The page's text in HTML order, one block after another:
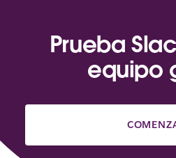
Prueba
equipo